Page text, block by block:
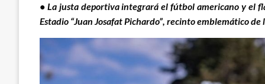
• La justa deportiva integrará el fútbol americano y el
Estadio “Juan Josafat Pichardo”, recinto emblemático de